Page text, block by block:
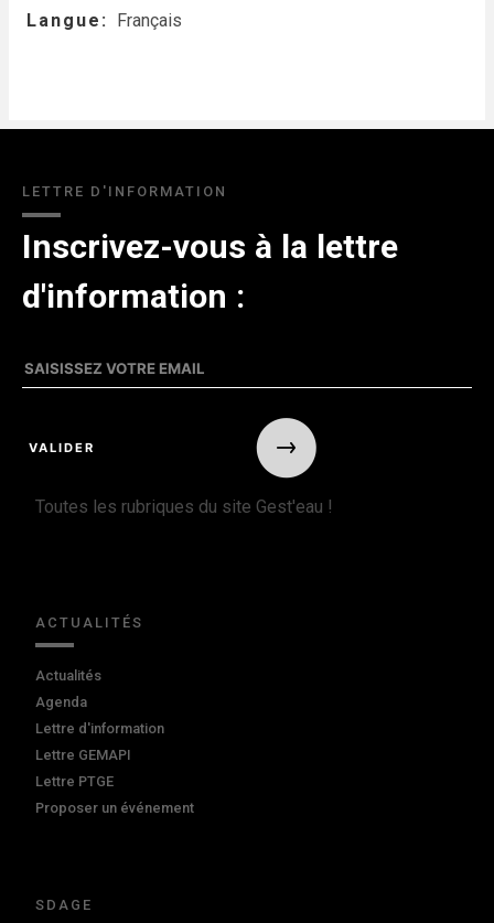
Langue Français
LETTRE D'INFORMATION
Inscrivez-vous à la lettre
d'information :
Toutes les rubriques du site Gest'eau !
ACTUALITÉS
Actualités
Agenda
Lettre d'information
Lettre GEMAPI
Lettre PTGE
Proposer un événement
SDAGE